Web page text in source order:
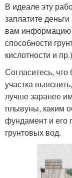
В идеале эту
заплатите
вам информацию
способности
кислотности и
Согласитесь, что
участка
лучше заранее
плывуны, каким
фундамент и его
грунтовых вод.